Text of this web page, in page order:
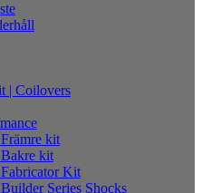
| Coilovers
kit
kit
Kit
Series Shocks